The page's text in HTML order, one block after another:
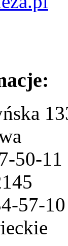
50-11
57-10